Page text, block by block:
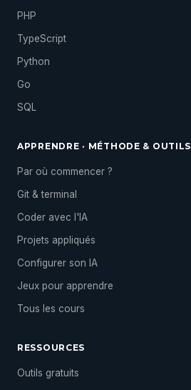
PHP
TypeScript
Python
Go
SQL
APPRENDRE · MÉTHODE & OUTILS
Par où commencer ?
Git & terminal
Coder avec l'IA
Projets appliqués
Configurer son IA
Jeux pour apprendre
Tous les cours
RESSOURCES
Outils gratuits